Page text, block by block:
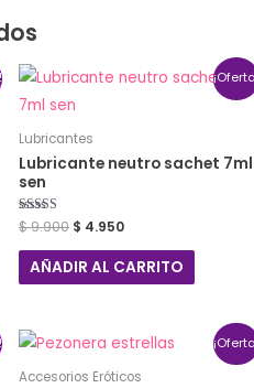
Lubricantes
Lubricante neutro sachet 7ml
sen
Valorado con
5.00
de 5
$9.900 $ 4.950
AÑADIR AL CARRITO
Accesorios Eróticos